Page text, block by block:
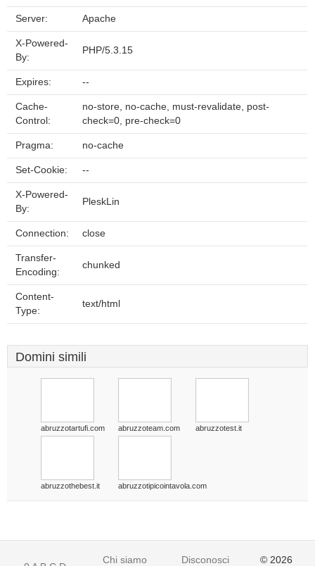
Server: Apache
X-Powered-
By:
PHP/5.3.15
Expires: --
Cache-
Control:
no-store, no-cache, must-revalidate, post-
check=0, pre-check=0
Pragma: no-cache
Set-Cookie: --
X-Powered-
By:
PleskLin
Connection: close
Transfer-
Encoding:
chunked
Content-
Type:
text/html
Domini simili
abruzzotartufi.com abruzzoteam.com abruzzotest.it
abruzzothebest.it abruzzotipicointavola.com
Chi siamo Disconoscimento © 2026